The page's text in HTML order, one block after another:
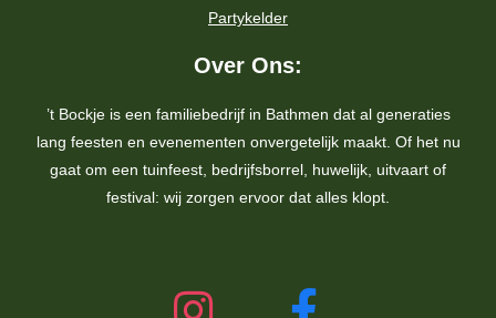
Partykelder
Over Ons:
’t Bockje is een familiebedrijf in Bathmen dat al generaties
lang feesten en evenementen onvergetelijk maakt. Of het nu
gaat om een tuinfeest, bedrijfsborrel, huwelijk, uitvaart of
festival: wij zorgen ervoor dat alles klopt.